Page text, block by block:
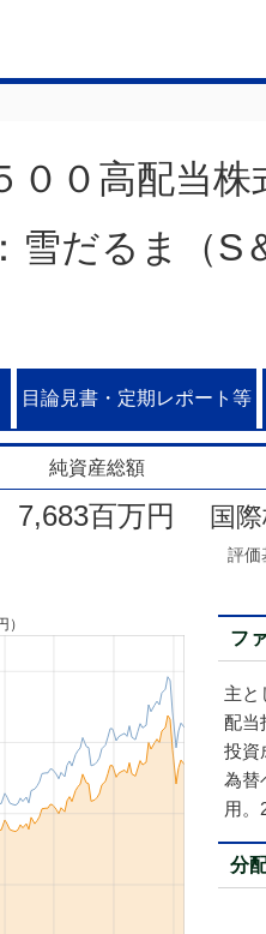
００高配当
雪だるま（S
目論見書・定期レポート等
純資産総額
7,683百万円 国
評価
フ
主と
配当
投資
為替
用。
分